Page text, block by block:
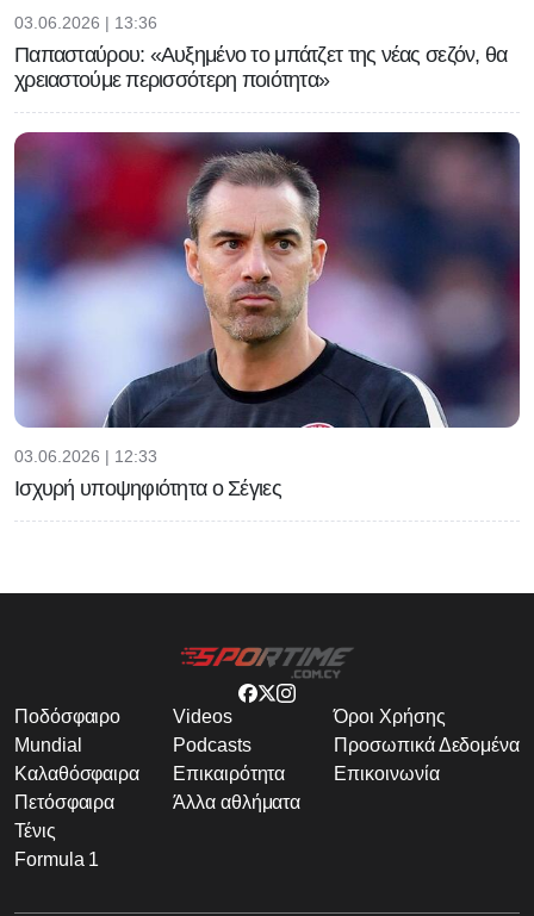
03.06.2026 | 13:36
Παπασταύρου: «Αυξημένο το μπάτζετ της νέας σεζόν, θα
χρειαστούμε περισσότερη ποιότητα»
03.06.2026 | 12:33
Ισχυρή υποψηφιότητα ο Σέγιες
Ποδόσφαιρο
Mundial
Καλαθόσφαιρα
Πετόσφαιρα
Τένις
Formula 1
Videos
Podcasts
Επικαιρότητα
Άλλα αθλήματα
Όροι Χρήσης
Προσωπικά Δεδομένα
Επικοινωνία